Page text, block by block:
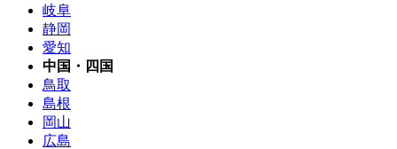
岐阜
静岡
愛知
中国・四国
鳥取
島根
岡山
広島